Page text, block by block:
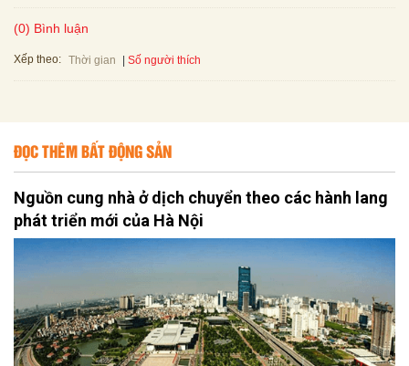
(0) Bình luận
Xếp theo: Thời gian Số người thích
ĐỌC THÊM BẤT ĐỘNG SẢN
Nguồn cung nhà ở dịch chuyển theo các hành lang
phát triển mới của Hà Nội